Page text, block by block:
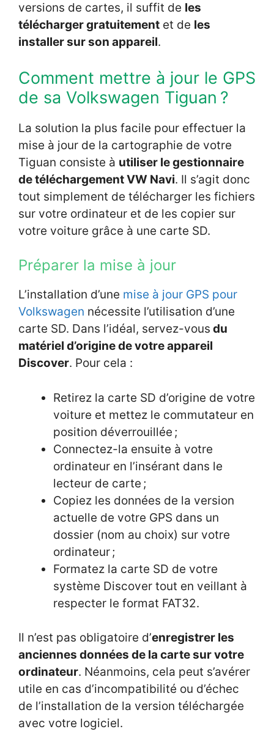
versions de cartes, il suffit de les
télécharger gratuitement et de les
installer sur son appareil.
Comment mettre à jour le GPS
de sa Volkswagen Tiguan ?
La solution la plus facile pour effectuer la
mise à jour de la cartographie de votre
Tiguan consiste à utiliser le gestionnaire
de téléchargement VW Navi. Il s’agit donc
tout simplement de télécharger les fichiers
sur votre ordinateur et de les copier sur
votre voiture grâce à une carte SD.
Préparer la mise à jour
L’installation d’une mise à jour GPS pour
Volkswagen nécessite l’utilisation d’une
carte SD. Dans l’idéal, servez-vous du
matériel d’origine de votre appareil
Discover. Pour cela :
Retirez la carte SD d’origine de votre
voiture et mettez le commutateur en
position déverrouillée ;
Connectez-la ensuite à votre
ordinateur en l’insérant dans le
lecteur de carte ;
Copiez les données de la version
actuelle de votre GPS dans un
dossier (nom au choix) sur votre
ordinateur ;
Formatez la carte SD de votre
système Discover tout en veillant à
respecter le format FAT32.
Il n’est pas obligatoire d’enregistrer les
anciennes données de la carte sur votre
ordinateur. Néanmoins, cela peut s’avérer
utile en cas d’incompatibilité ou d’échec
de l’installation de la version téléchargée
avec votre logiciel.